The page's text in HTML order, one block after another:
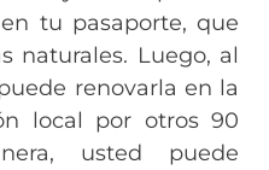
tu pasaporte, que
naturales. Luego, al
renovarla en la
local por otros 90
usted puede